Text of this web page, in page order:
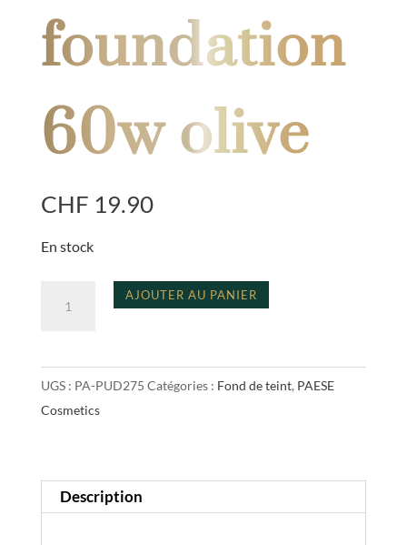
foundation
60w olive
CHF 19.90
En stock
for
cover
foundation
AJOUTER AU PANIER
e
r
v
UGS : PA-PUD275 Catégories : Fond de teint, PAESE
Cosmetics
Description